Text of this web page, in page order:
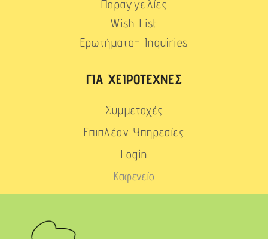
Παραγγελίες
Wish List
Ερωτήματα- Inquiries
ΓΙΑ ΧΕΙΡΟΤΈΧΝΕΣ
Συμμετοχές
Επιπλέον Υπηρεσίες
Login
Καφενείο